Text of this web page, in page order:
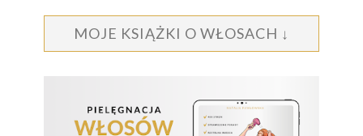
MOJE KSIĄŻKI O WŁOSACH ↓